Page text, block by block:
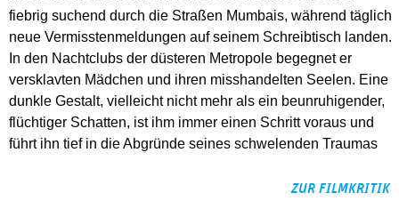
fiebrig suchend durch die Straßen Mumbais, während täglich
neue Vermisstenmeldungen auf seinem Schreibtisch landen.
In den Nachtclubs der düsteren Metropole begegnet er
versklavten Mädchen und ihren misshandelten Seelen. Eine
dunkle Gestalt, vielleicht nicht mehr als ein beunruhigender,
flüchtiger Schatten, ist ihm immer einen Schritt voraus und
führt ihn tief in die Abgründe seines schwelenden Traumas
ZUR FILMKRITIK